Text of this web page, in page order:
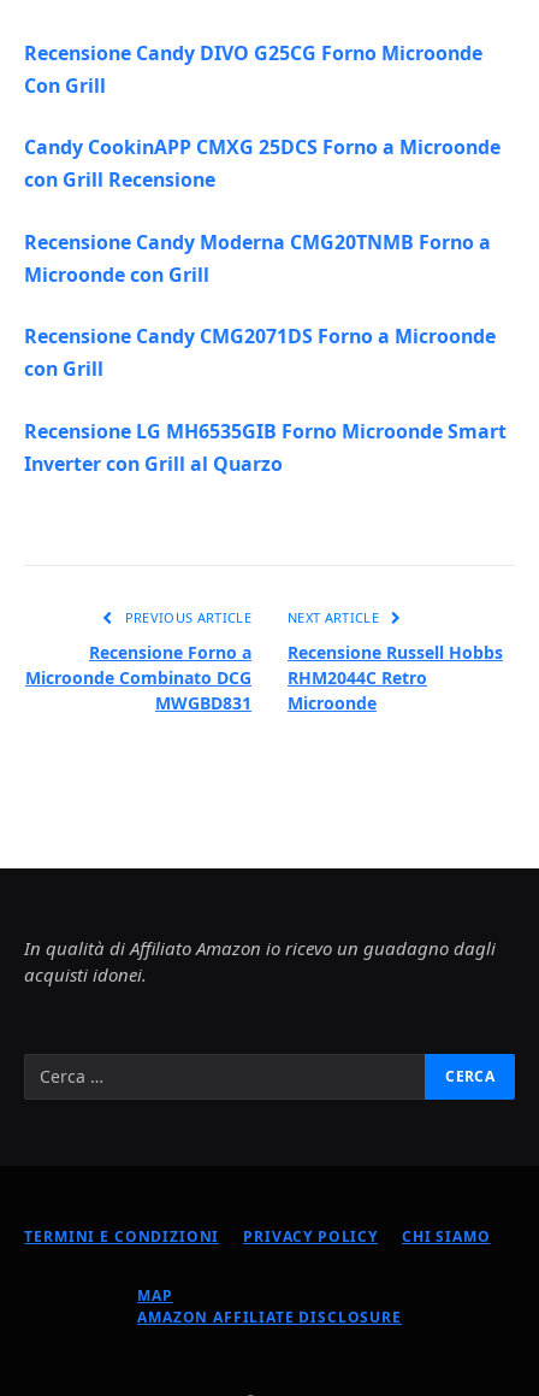
Recensione Candy DIVO G25CG Forno Microonde
Con Grill
Candy CookinAPP CMXG 25DCS Forno a Microonde
con Grill Recensione
Recensione Candy Moderna CMG20TNMB Forno a
Microonde con Grill
Recensione Candy CMG2071DS Forno a Microonde
con Grill
Recensione LG MH6535GIB Forno Microonde Smart
Inverter con Grill al Quarzo
PREVIOUS ARTICLE
Recensione Forno a
Microonde Combinato DCG
MWGBD831
NEXT ARTICLE
Recensione Russell Hobbs
RHM2044C Retro
Microonde
In qualità di Affiliato Amazon io ricevo un guadagno dagli
acquisti idonei.
TERMINI E CONDIZIONI PRIVACY POLICY CHI SIAMO
MAP
AMAZON AFFILIATE DISCLOSURE